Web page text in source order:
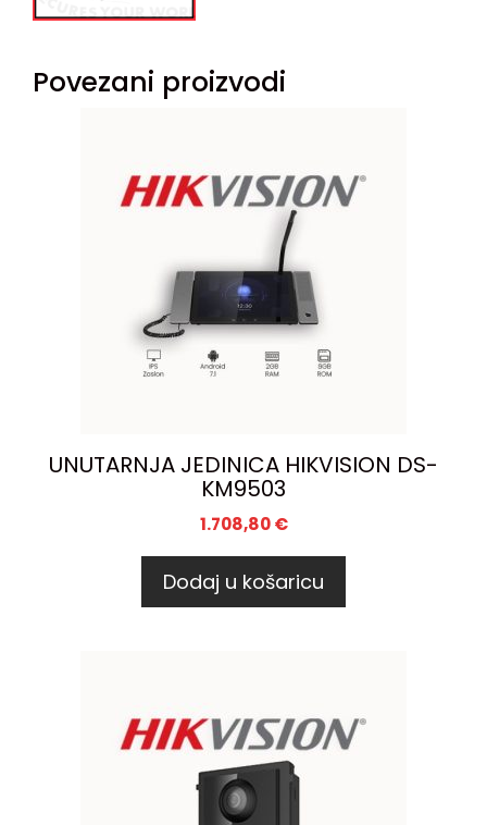
Povezani proizvodi
UNUTARNJA JEDINICA HIKVISION DS-
KM9503
1.708,80€
Dodaj u košaricu